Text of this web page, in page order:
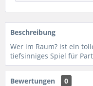
Beschreibung
Wer im Raum? ist ein
tiefsinniges Spiel für
Bewertungen
0